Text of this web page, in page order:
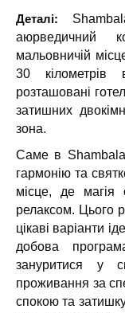
Деталі:
аюрведичний
мальовничій
30 кілометрів
розташовані
затишних
зона.
Саме в
гармонію та
місце, де магія
релаксом. Цього
цікаві варіанти
добова
зануритися у
проживання за
спокою та